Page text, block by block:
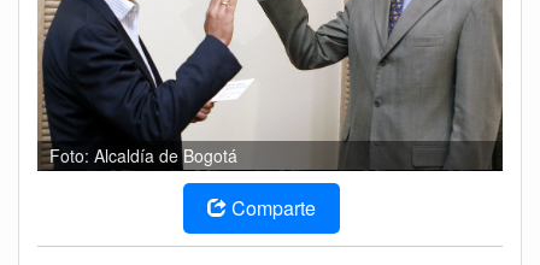
Foto: Alcaldía de Bogotá
Comparte